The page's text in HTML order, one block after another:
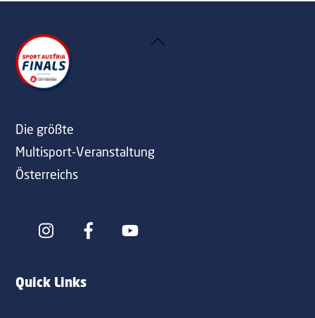
Back
Die größte
Multisport-Veranstaltung
Österreichs
Icon
Icon
Quick Links